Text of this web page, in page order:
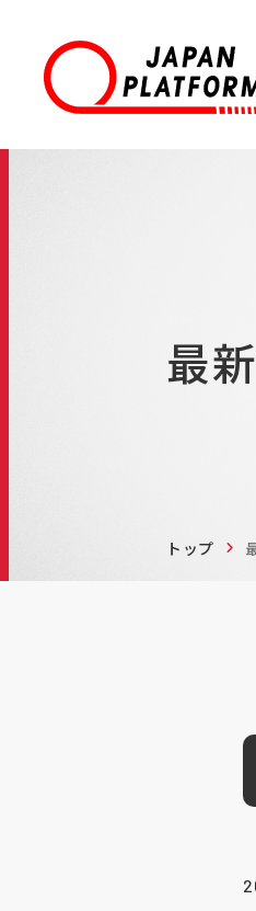
最
トップ